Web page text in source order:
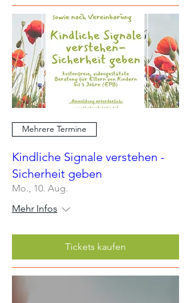
Mehrere Termine
Kindliche Signale verstehen -
Sicherheit geben
Mo., 10. Aug.
Mehr Infos
Tickets kaufen